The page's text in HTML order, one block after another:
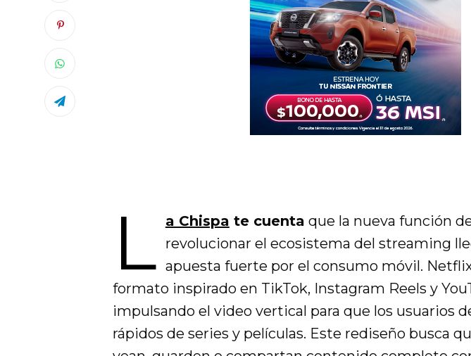
L a Chispa te cuenta que la nueva función
revolucionar el ecosistema del streaming
apuesta fuerte por el consumo móvil.
formato inspirado en TikTok, Instagram Reels y
impulsando el video vertical para que los usuarios
rápidos de series y películas. Este rediseño busca